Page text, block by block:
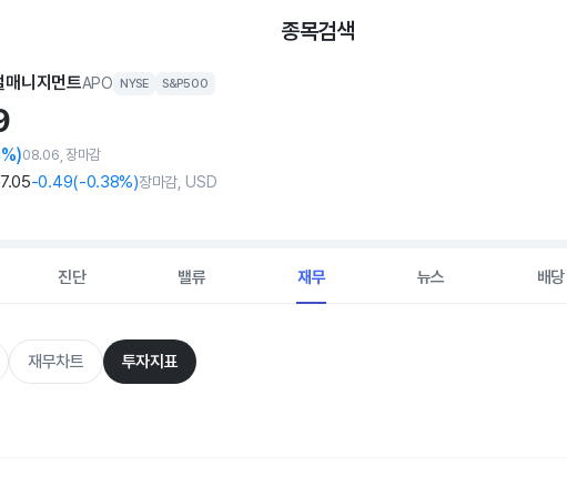
종목검색
매니지먼트APO NYSE S&P500
08.06, 장마감
.05-0.49(-0.38%)장마감, USD
진단 밸류 재무 뉴스 배당
재무차트 투자지표